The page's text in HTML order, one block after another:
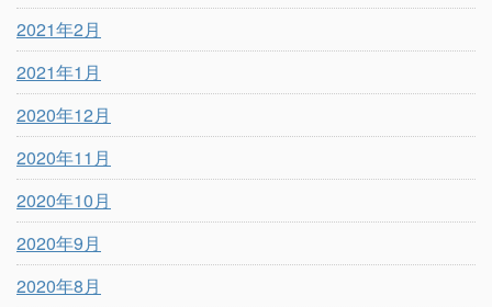
2021年2月
2021年1月
2020年12月
2020年11月
2020年10月
2020年9月
2020年8月